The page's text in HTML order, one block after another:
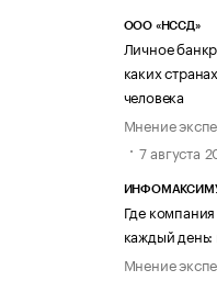
ООО «НССД»
Личное
каких
человека
Мнение
7 августа
Где
каждый день:
Мнение